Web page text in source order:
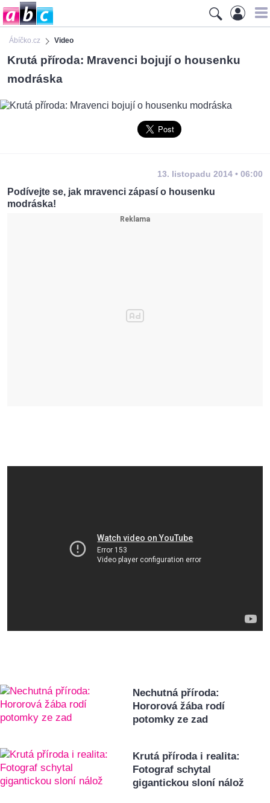
Ábíčko.cz Video
Krutá příroda: Mravenci bojují o housenku
modráska
13. listopadu 2014 • 06:00
Podívejte se, jak mravenci zápasí o housenku
modráska!
Nechutná příroda:
Hororová žába rodí
potomky ze zad
Krutá příroda i realita:
Fotograf schytal
gigantickou sloní nálož